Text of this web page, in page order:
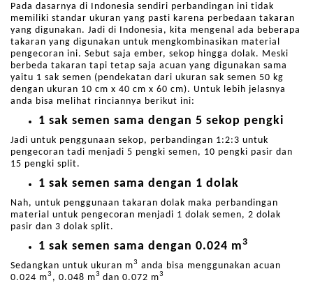
Pada dasarnya di Indonesia sendiri perbandingan ini tidak
memiliki standar ukuran yang pasti karena perbedaan takaran
yang digunakan. Jadi di Indonesia, kita mengenal ada beberapa
takaran yang digunakan untuk mengkombinasikan material
pengecoran ini. Sebut saja ember, sekop hingga dolak. Meski
berbeda takaran tapi tetap saja acuan yang digunakan sama
yaitu 1 sak semen (pendekatan dari ukuran sak semen 50 kg
dengan ukuran 10 cm x 40 cm x 60 cm). Untuk lebih jelasnya
anda bisa melihat rinciannya berikut ini:
1 sak semen sama dengan 5 sekop pengki
Jadi untuk penggunaan sekop, perbandingan 1:2:3 untuk
pengecoran tadi menjadi 5 pengki semen, 10 pengki pasir dan
15 pengki split.
1 sak semen sama dengan 1 dolak
Nah, untuk penggunaan takaran dolak maka perbandingan
material untuk pengecoran menjadi 1 dolak semen, 2 dolak
pasir dan 3 dolak split.
1 sak semen sama dengan 0.024 m3
Sedangkan untuk ukuran m3 anda bisa menggunakan acuan
0.024 m3 , 0.048 m3 dan 0.072 m3